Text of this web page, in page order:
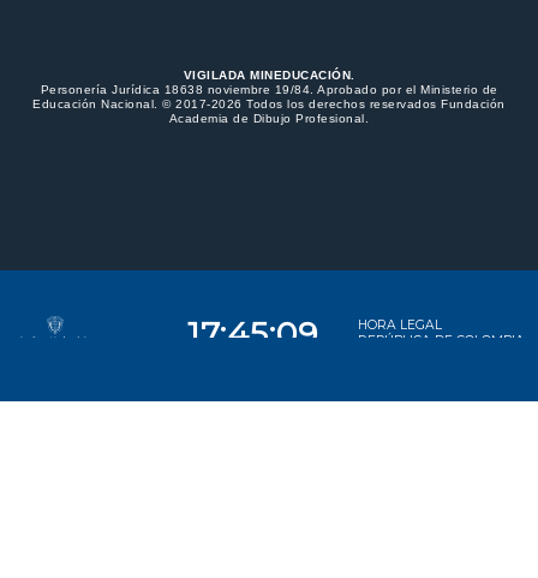
VIGILADA MINEDUCACIÓN.
Personería Jurídica 18638 noviembre 19/84. Aprobado por el Ministerio de
Educación Nacional. © 2017-2026 Todos los derechos reservados Fundación
Academia de Dibujo Profesional.